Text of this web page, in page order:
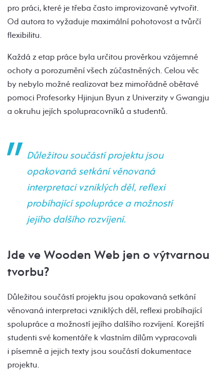
pro práci, které je třeba často improvizovaně vytvořit.
Od autora to vyžaduje maximální pohotovost a tvůrčí
flexibilitu.
Každá z etap práce byla určitou prověrkou vzájemné
ochoty a porozumění všech zúčastněných. Celou věc
by nebylo možné realizovat bez mimořádně obětavé
pomoci Profesorky Hjinjun Byun z Univerzity v Gwangju
a okruhu jejích spolupracovníků a studentů.
Důležitou součástí projektu jsou
opakovaná setkání věnovaná
interpretaci vzniklých děl, reflexi
probíhající spolupráce a možností
jejího dalšího rozvíjení.
Jde ve Wooden Web jen o výtvarnou
tvorbu?
Důležitou součástí projektu jsou opakovaná setkání
věnovaná interpretaci vzniklých děl, reflexi probíhající
spolupráce a možností jejího dalšího rozvíjení. Korejští
studenti své komentáře k vlastním dílům vypracovali
i písemně a jejich texty jsou součástí dokumentace
projektu.